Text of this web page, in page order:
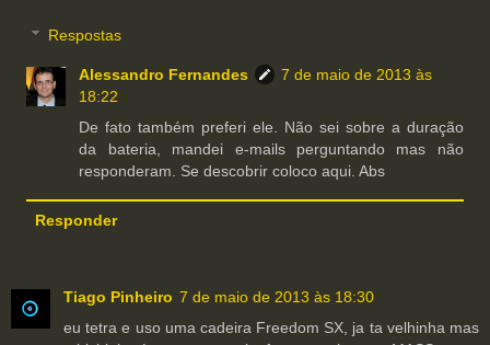
Respostas
Alessandro Fernandes
7 de maio de 2013 às
18:22
De fato também preferi ele. Não sei sobre a duração
da bateria, mandei e-mails perguntando mas não
responderam. Se descobrir coloco aqui. Abs
Responder
Tiago Pinheiro 7 de maio de 2013 às 18:30
eu tetra e uso uma cadeira Freedom SX, ja ta velhinha mas